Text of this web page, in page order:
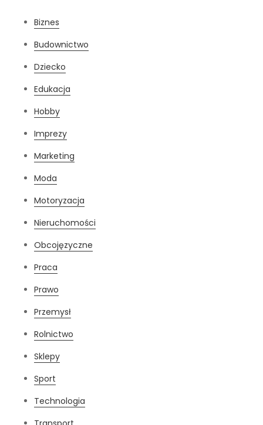
Biznes
Budownictwo
Dziecko
Edukacja
Hobby
Imprezy
Marketing
Moda
Motoryzacja
Nieruchomości
Obcojęzyczne
Praca
Prawo
Przemysł
Rolnictwo
Sklepy
Sport
Technologia